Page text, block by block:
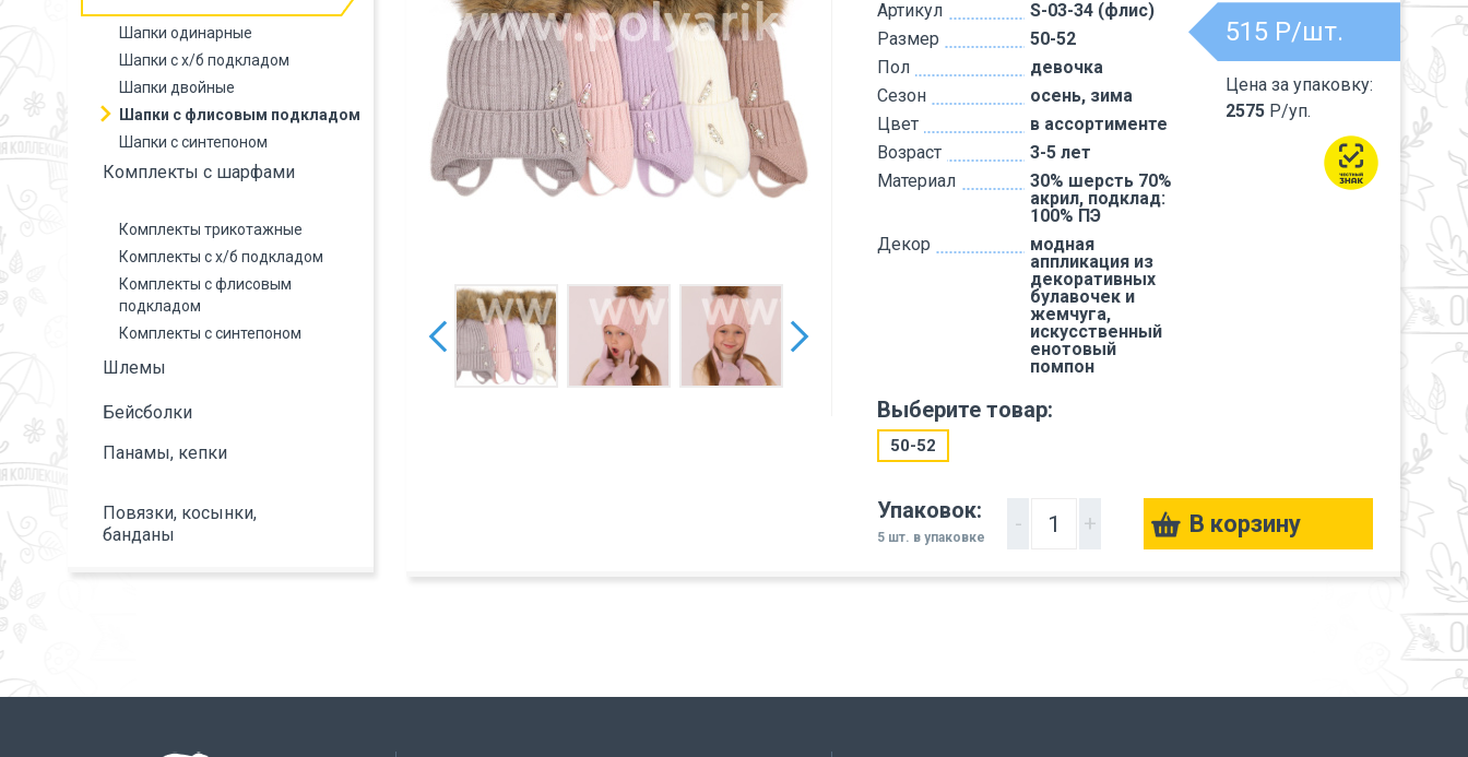
Шапки одинарные
Шапки с х/б подкладом
Шапки двойные
Шапки с флисовым подкладом
Шапки с синтепоном
Комплекты с шарфами
Комплекты трикотажные
Комплекты с х/б подкладом
Комплекты с флисовым
подкладом
Комплекты с синтепоном
Шлемы
Бейсболки
Панамы, кепки
Повязки, косынки,
банданы
Артикул
S-03-34 (флис)
Размер
50-52
Пол
девочка
Сезон
осень, зима
Цвет
в ассортименте
Возраст
3-5 лет
Материал
30% шерсть 70%
акрил, подклад:
100% ПЭ
Декор
модная
аппликация из
декоративных
булавочек и
жемчуга,
искусственный
енотовый
помпон
515 Р/шт.
Цена за упаковку:
2575 Р/уп.
Выберите товар:
50-52
Упаковок:
5 шт. в упаковке
- +